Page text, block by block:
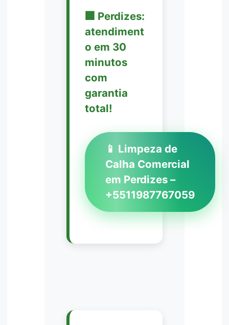
🏢 Perdizes:
atendiment
o em 30
minutos
com
garantia
total!
📱 Limpeza de
Calha Comercial
em Perdizes –
+5511987767059